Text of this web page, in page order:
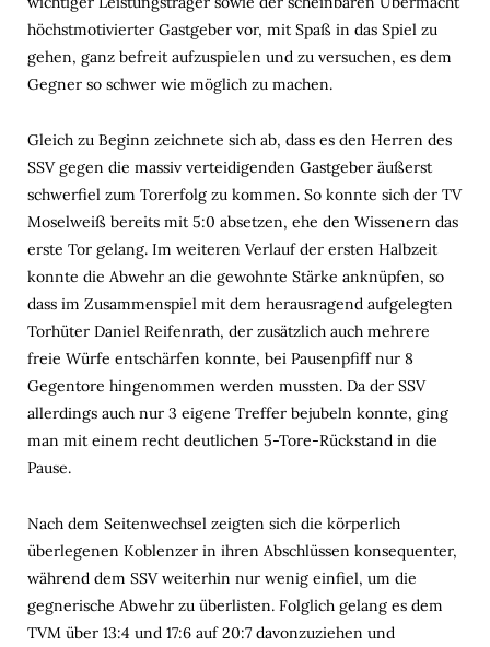
höchstmotivierter Gastgeber vor, mit Spaß in das Spiel zu
gehen, ganz befreit aufzuspielen und zu versuchen, es dem
Gegner so schwer wie möglich zu machen.
Gleich zu Beginn zeichnete sich ab, dass es den Herren des
SSV gegen die massiv verteidigenden Gastgeber äußerst
schwerfiel zum Torerfolg zu kommen. So konnte sich der TV
Moselweiß bereits mit 5:0 absetzen, ehe den Wissenern das
erste Tor gelang. Im weiteren Verlauf der ersten Halbzeit
konnte die Abwehr an die gewohnte Stärke anknüpfen, so
dass im Zusammenspiel mit dem herausragend aufgelegten
Torhüter Daniel Reifenrath, der zusätzlich auch mehrere
freie Würfe entschärfen konnte, bei Pausenpfiff nur 8
Gegentore hingenommen werden mussten. Da der SSV
allerdings auch nur 3 eigene Treffer bejubeln konnte, ging
man mit einem recht deutlichen 5-Tore-Rückstand in die
Pause.
Nach dem Seitenwechsel zeigten sich die körperlich
überlegenen Koblenzer in ihren Abschlüssen konsequenter,
während dem SSV weiterhin nur wenig einfiel, um die
gegnerische Abwehr zu überlisten. Folglich gelang es dem
TVM über 13:4 und 17:6 auf 20:7 davonzuziehen und